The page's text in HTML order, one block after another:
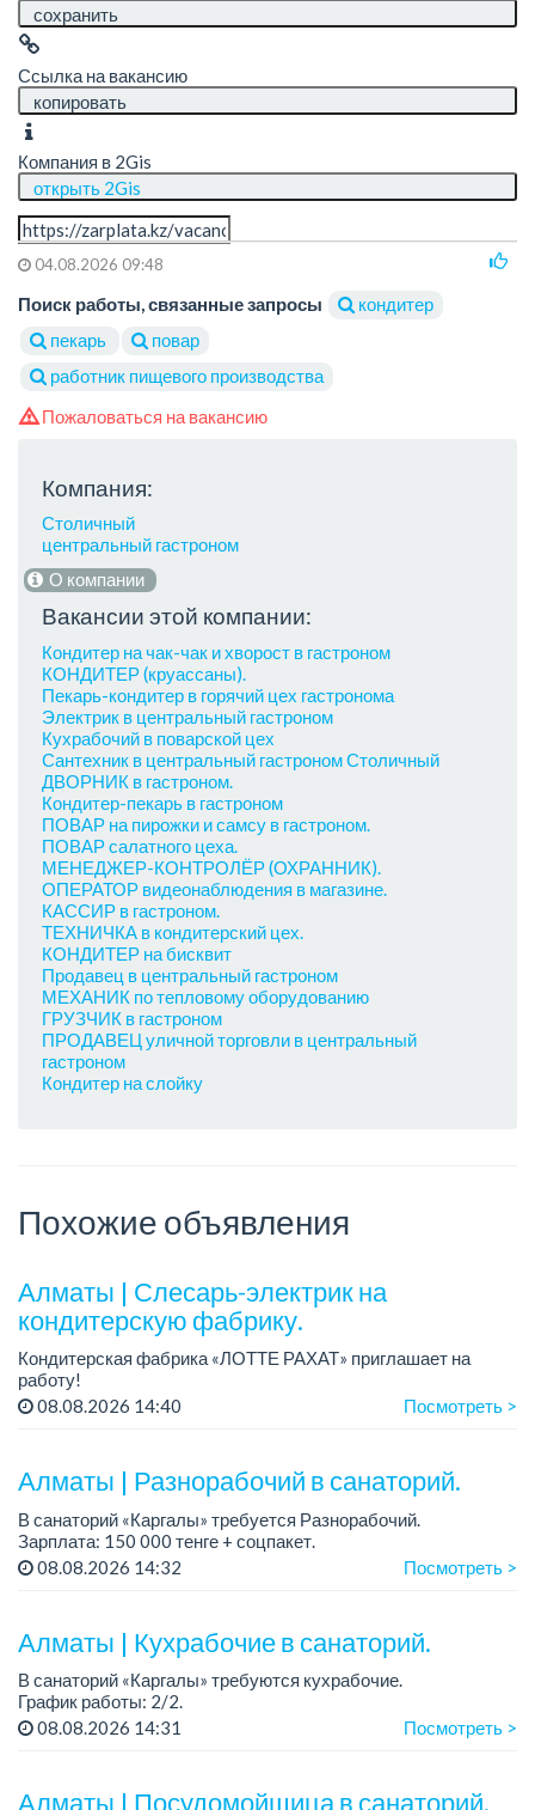
сохранить
Ссылка на вакансию
копировать
Компания в 2Gis
открыть 2Gis
04.08.2026 09:48
Поиск работы, связанные запросы
кондитер
пекарь
повар
работник пищевого производства
Пожаловаться на вакансию
Компания:
Столичный
центральный гастроном
О компании
Вакансии этой компании:
Кондитер на чак-чак и хворост в гастроном
КОНДИТЕР (круассаны).
Пекарь-кондитер в горячий цех гастронома
Электрик в центральный гастроном
Кухрабочий в поварской цех
Сантехник в центральный гастроном Столичный
ДВОРНИК в гастроном.
Кондитер-пекарь в гастроном
ПОВАР на пирожки и самсу в гастроном.
ПОВАР салатного цеха.
МЕНЕДЖЕР-КОНТРОЛЁР (ОХРАННИК).
ОПЕРАТОР видеонаблюдения в магазине.
КАССИР в гастроном.
ТЕХНИЧКА в кондитерский цех.
КОНДИТЕР на бисквит
Продавец в центральный гастроном
МЕХАНИК по тепловому оборудованию
ГРУЗЧИК в гастроном
ПРОДАВЕЦ уличной торговли в центральный
гастроном
Кондитер на слойку
Похожие объявления
Алматы | Слесарь-электрик на
кондитерскую фабрику.
Кондитерская фабрика «ЛОТТЕ РАХАТ» приглашает на
работу!
График работы: сменный.
08.08.2026 14:40 Посмотреть >
Алматы | Разнорабочий в санаторий.
В санаторий «Каргалы» требуется Разнорабочий.
Зарплата: 150 000 тенге + соцпакет.
График работы: 6/1, c 09.00 до 16.00; в субботу с 09.00 до
08.08.2026 14:32 Посмотреть >
Алматы | Кухрабочие в санаторий.
В санаторий «Каргалы» требуются кухрабочие.
График работы: 2/2.
Зарплата: на руки 120 000 тенге + соцпакет.
08.08.2026 14:31 Посмотреть >
Алматы | Посудомойщица в санаторий.